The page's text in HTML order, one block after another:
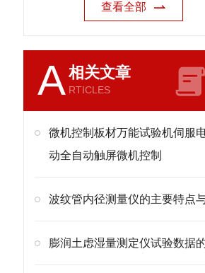
查看全部
A相关文章
RTICLES
微机控制板材万能试验机伺服
动全自动触屏微机控制
波纹管内径测量仪的主要特点
膨润土虑湿量测定仪试验数据